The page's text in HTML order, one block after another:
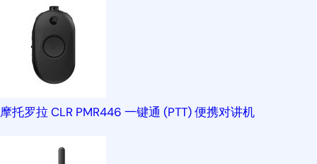
摩托罗拉 CLR PMR446 一键通 (PTT) 便携对讲机